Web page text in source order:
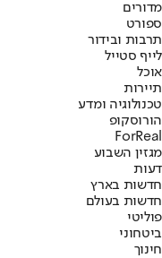
מדורים
ספורט
תרבות ובידור
לייף סטייל
אוכל
תיירות
טכנולוגיה ומדע
הורוסקופ
ForReal
מגזין השבוע
דעות
חדשות בארץ
חדשות בעולם
פוליטי
ביטחוני
חינוך